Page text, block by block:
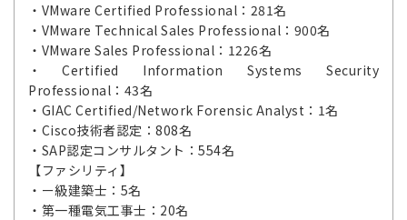
・VMware Certified Professional：281名
・VMware Technical Sales Professional：900名
・VMware Sales Professional：1226名
・Certified Information Systems Security
Professional：43名
・GIAC Certified/Network Forensic Analyst：1名
・Cisco技術者認定：808名
・SAP認定コンサルタント：554名
【ファシリティ】
・ー級建築士：5名
・第一種電気工事士：20名